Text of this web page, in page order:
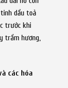
dầu toả
trước khi
trầm hương,
các hóa